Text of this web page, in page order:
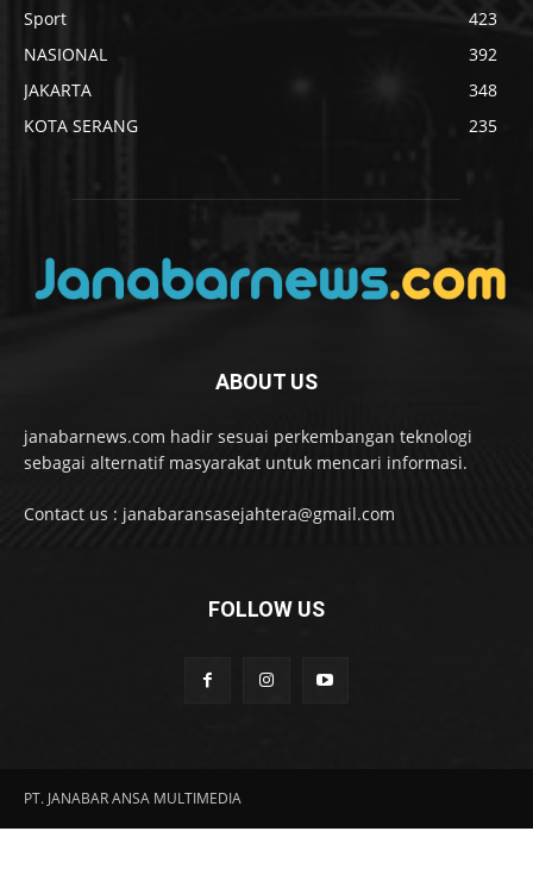
Sport
423
NASIONAL
392
JAKARTA
348
KOTA SERANG
235
ABOUT US
janabarnews.com hadir sesuai perkembangan teknologi
sebagai alternatif masyarakat untuk mencari informasi.
Contact us : janabaransasejahtera@gmail.com
FOLLOW US
PT. JANABAR ANSA MULTIMEDIA